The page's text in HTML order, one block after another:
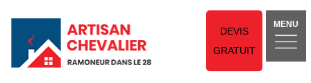
DEVIS
GRATUIT
MENU